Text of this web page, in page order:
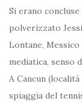
Si erano
polverizzato
Lontane,
mediatica, senso
A Cancun
spiaggia del